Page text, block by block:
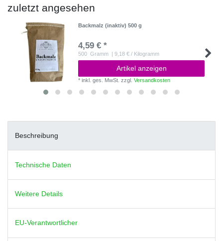
zuletzt angesehen
Backmalz (inaktiv) 500 g
4,59 € *
500 Gramm | 9,18 € / Kilogramm
Artikel anzeigen
*inkl. ges. MwSt. zzgl.Versandkosten
Beschreibung
Technische Daten
Weitere Details
EU-Verantwortlicher